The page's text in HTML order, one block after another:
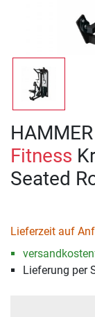
Fitness
Seated
Lieferzeit auf
Lieferung per